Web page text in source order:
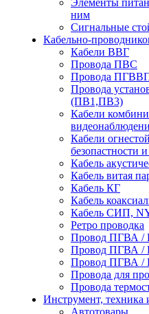
Элементы
ним
Сигнальные
Кабельно-
Кабели ВВГ
Провода ПВС
Провода
Провода
(ПВ1,ПВ3)
Кабели
Кабели
безопастности
Кабель
Кабель витая
Кабель КГ
Кабель
Кабель СИП,
Ретро проводка
Провод ПГВА
Провод ПГВА
Провод
Провода для
Провода
Инструмент, техника
Автотовары